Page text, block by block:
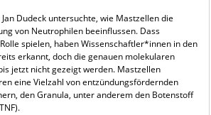
Dudeck untersuchte, wie Mastzellen die
von Neutrophilen beeinflussen. Dass
spielen, haben Wissenschaftler*innen in den
erkannt, doch die genauen molekularen
jetzt nicht gezeigt werden. Mastzellen
eine Vielzahl von entzündungsfördernden
den Granula, unter anderem den Botenstoff